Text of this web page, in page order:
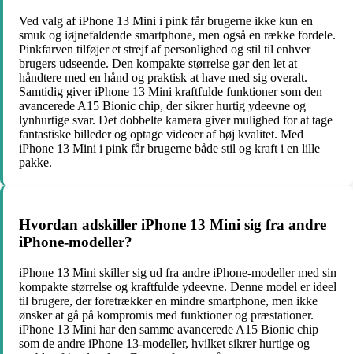
Ved valg af iPhone 13 Mini i pink får brugerne ikke kun en
smuk og iøjnefaldende smartphone, men også en række fordele.
Pinkfarven tilføjer et strejf af personlighed og stil til enhver
brugers udseende. Den kompakte størrelse gør den let at
håndtere med en hånd og praktisk at have med sig overalt.
Samtidig giver iPhone 13 Mini kraftfulde funktioner som den
avancerede A15 Bionic chip, der sikrer hurtig ydeevne og
lynhurtige svar. Det dobbelte kamera giver mulighed for at tage
fantastiske billeder og optage videoer af høj kvalitet. Med
iPhone 13 Mini i pink får brugerne både stil og kraft i en lille
pakke.
Hvordan adskiller iPhone 13 Mini sig fra andre
iPhone-modeller?
iPhone 13 Mini skiller sig ud fra andre iPhone-modeller med sin
kompakte størrelse og kraftfulde ydeevne. Denne model er ideel
til brugere, der foretrækker en mindre smartphone, men ikke
ønsker at gå på kompromis med funktioner og præstationer.
iPhone 13 Mini har den samme avancerede A15 Bionic chip
som de andre iPhone 13-modeller, hvilket sikrer hurtige og